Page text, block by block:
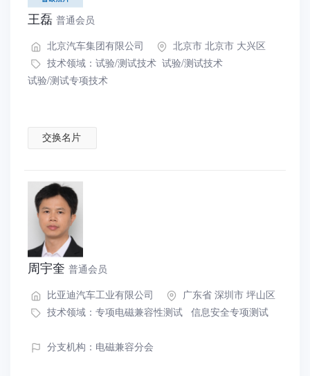
王磊 普通会员
北京汽车集团有限公司
北京市 北京市 大兴区
技术领域： 试验/测试技术 试验/测试技术
试验/测试专项技术
交换名片
周宇奎 普通会员
比亚迪汽车工业有限公司
广东省 深圳市 坪山区
技术领域： 专项电磁兼容性测试 信息安全专项测试
分支机构：电磁兼容分会